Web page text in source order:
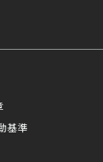
基準